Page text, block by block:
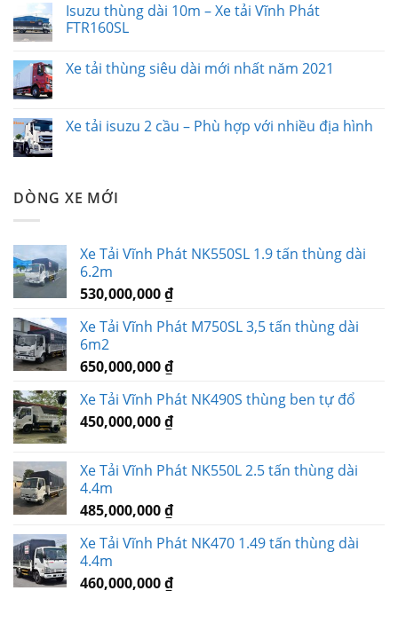
Isuzu thùng dài 10m – Xe tải Vĩnh Phát
FTR160SL
Xe tải thùng siêu dài mới nhất năm 2021
Xe tải isuzu 2 cầu – Phù hợp với nhiều địa hình
DÒNG XE MỚI
Xe Tải Vĩnh Phát NK550SL 1.9 tấn thùng dài
6.2m
530,000,000₫
Xe Tải Vĩnh Phát M750SL 3,5 tấn thùng dài
6m2
650,000,000₫
Xe Tải Vĩnh Phát NK490S thùng ben tự đổ
450,000,000₫
Xe Tải Vĩnh Phát NK550L 2.5 tấn thùng dài
4.4m
485,000,000₫
Xe Tải Vĩnh Phát NK470 1.49 tấn thùng dài
4.4m
460,000,000₫